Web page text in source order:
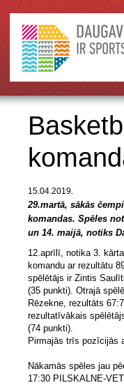
15.04.2019.
29.martā, sākās
komandas. Spēles
un 14. maijā, notiks
12.aprīlī, notika 3.
komandu ar rezultātu
spēlētājs ir Zintis
(35 punkti). Otrajā
Rēzekne, rezultāts
rezultatīvākais
(74 punkti).
Pirmajās trīs pozīcijās
Nākamās spēles jau
17:30 PILSKALNE-